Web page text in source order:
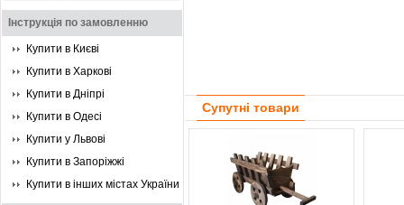
Інструкція по замовленню
Купити в Києві
Купити в Харкові
Купити в Дніпрі
Купити в Одесі
Купити у Львові
Купити в Запоріжжі
Купити в інших містах України
Супутні товари